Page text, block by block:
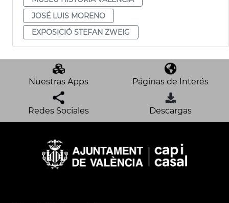
JOSÉ LUIS MORENO
EXPOSICIÓ STEFAN ZWEIG
Nuestras Apps Páginas de Interés
Redes Sociales Descargas